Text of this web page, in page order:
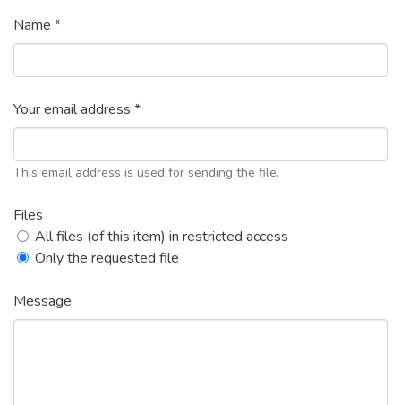
Name *
Your email address *
This email address is used for sending the file.
Files
All files (of this item) in restricted access
Only the requested file
Message